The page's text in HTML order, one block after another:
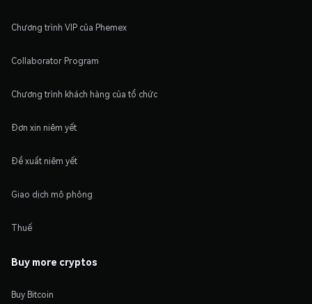
Chương trình VIP của Phemex
Collaborator Program
Chương trình khách hàng của tổ chức
Đơn xin niêm yết
Đề xuất niêm yết
Giao dịch mô phỏng
Thuế
Buy more cryptos
Buy Bitcoin